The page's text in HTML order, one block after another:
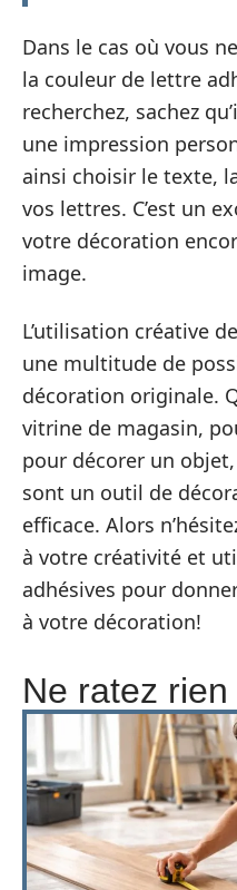
Dans le cas où vous
la couleur de lettre
recherchez, sachez
une impression
ainsi choisir le texte,
vos lettres. C’est un
votre décoration
image.
L’utilisation créative
une multitude de
décoration originale.
vitrine de magasin,
pour décorer un
sont un outil de
efficace. Alors
à votre créativité et
adhésives pour
à votre décoration!
Ne ratez